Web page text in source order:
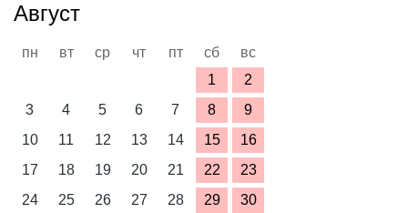
Август
пн вт ср чт пт сб
вс
1
2
3
4 5 6 7 8
9
10
11 12 13 14 15
16
17
18 19 20 21 22
23
24
25 26 27 28 29
30